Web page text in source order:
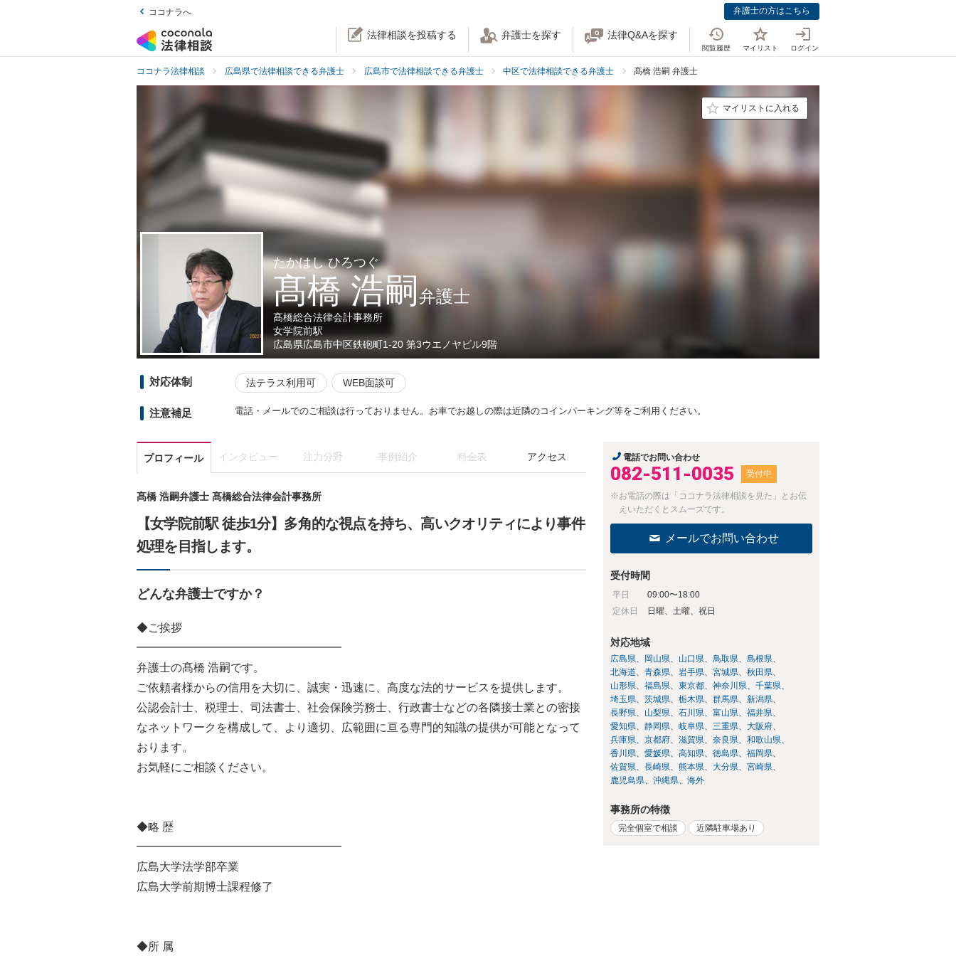
ココナラへ 弁護士の方はこちら
法律相談を投稿する 弁護士を探す 法律Q&Aを探す
閲覧履歴 マイリスト ログイン
ココナラ法律相談 広島県で法律相談できる弁護士 広島市で法律相談できる弁護士 中区で法律相談できる弁護士 髙橋 浩嗣 弁護士
マイリストに入れる
たかはし ひろつぐ
髙橋 浩嗣弁護士
髙橋総合法律会計事務所
女学院前駅
広島県広島市中区鉄砲町1-20 第3ウエノヤビル9階
対応体制 法テラス利用可 WEB面談可
注意補足 電話・メールでのご相談は行っておりません。お車でお越しの際は近隣のコインパーキング等をご利用ください。
プロフィール インタビュー 注力分野 事例紹介 料金表 アクセス
髙橋 浩嗣弁護士 髙橋総合法律会計事務所
【女学院前駅 徒歩1分】多角的な視点を持ち、高いクオリティにより事件
処理を目指します。
どんな弁護士ですか？
◆ご挨拶
━━━━━━━━━━━━━━━━━━
弁護士の髙橋 浩嗣です。
ご依頼者様からの信用を大切に、誠実・迅速に、高度な法的サービスを提供します。
公認会計士、税理士、司法書士、社会保険労務士、行政書士などの各隣接士業との密接
なネットワークを構成して、より適切、広範囲に亘る専門的知識の提供が可能となって
おります。
お気軽にご相談ください。
◆略 歴
━━━━━━━━━━━━━━━━━━
広島大学法学部卒業
広島大学前期博士課程修了
◆所 属
電話でお問い合わせ
082-511-0035 受付中
※お電話の際は「ココナラ法律相談を見た」とお伝
えいただくとスムーズです。
メールでお問い合わせ
受付時間
平日
09:00〜18:00
定休日
日曜、土曜、祝日
対応地域
広島県 岡山県 山口県 鳥取県
島根県
北海道
青森県 岩手県 宮城県
秋田県
山形県
福島県 東京都 神奈川県
千葉県
埼玉県
茨城県 栃木県 群馬県
新潟県
長野県
山梨県 石川県 富山県
福井県
愛知県
静岡県 岐阜県 三重県
大阪府
兵庫県
京都府 滋賀県 奈良県
和歌山県
香川県
愛媛県 高知県 徳島県
福岡県
佐賀県
長崎県 熊本県 大分県
宮崎県
鹿児島県
沖縄県 海外
事務所の特徴
完全個室で相談 近隣駐車場あり